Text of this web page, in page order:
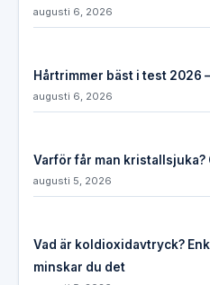
augusti 6, 2026
Hårtrimmer bäst i test 2026
augusti 6, 2026
Varför får man
augusti 5, 2026
Vad är koldioxidavtryck?
minskar du det